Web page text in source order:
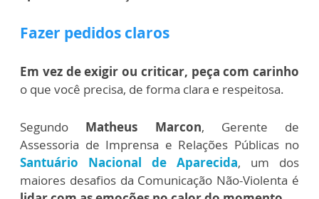
Fazer pedidos claros
Em vez de exigir ou criticar, peça com carinho
o que você precisa, de forma clara e respeitosa.
Segundo Matheus Marcon, Gerente de
Assessoria de Imprensa e Relações Públicas no
Santuário Nacional de Aparecida, um dos
maiores desafios da Comunicação Não-Violenta é